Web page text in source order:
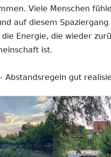
Viele Menschen
auf diesem
Energie, die wieder
ist.
Abstandsregeln gut